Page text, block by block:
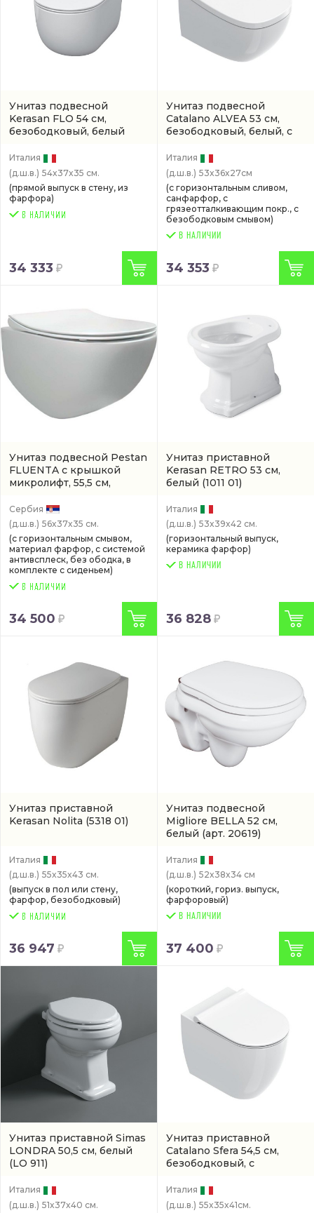
Унитаз подвесной
Kerasan FLO 54 см,
безободковый, белый
Италия
(д.ш.в.) 54x37x35 см.
(прямой выпуск в стену, из
фарфора)
34 333
Унитаз подвесной
Catalano ALVEA 53 см,
безободковый, белый, с
(0611530001)
Италия
(д.ш.в.) 53x36x27см
(с горизонтальным сливом,
санфарфор, с
грязеотталкивающим покр., с
безободковым смывом)
В НАЛИЧИИ
34 353
Унитаз подвесной Pestan
FLUENTA с крышкой
микролифт, 55,5 см,
(артикул 40006661)
Сербия
(д.ш.в.) 56x37x35 см.
(с горизонтальным смывом,
материал фарфор, с системой
антивсплеск, без ободка, в
комплекте с сиденьем)
34 500
Унитаз приставной
Kerasan RETRO 53 см,
белый (1011 01)
Италия
(д.ш.в.) 53x39x42 см.
(горизонтальный выпуск,
керамика фарфор)
В НАЛИЧИИ
36 828
Унитаз приставной
Kerasan Nolita (5318 01)
Италия
(д.ш.в.) 55x35x43 см.
(выпуск в пол или стену,
фарфор, безободковый)
36 947
Унитаз подвесной
Migliore BELLA 52 см,
белый (арт. 20619)
Италия
(д.ш.в.) 52x38x34 см
(короткий, гориз. выпуск,
фарфоровый)
В НАЛИЧИИ
37 400
Унитаз приставной Simas
LONDRA 50,5 см, белый
(LO 911)
Италия
(д.ш.в.) 51x37x40 см.
Унитаз приставной
Catalano Sfera 54,5 см,
безободковый, с
(артикул 0514550001)
Италия
(д.ш.в.) 55x35x41см.